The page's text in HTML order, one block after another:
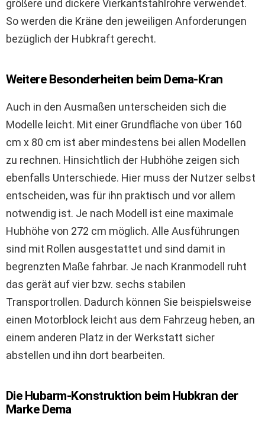
größere und dickere Vierkantstahlrohre verwendet.
So werden die Kräne den jeweiligen Anforderungen
bezüglich der Hubkraft gerecht.
Weitere Besonderheiten beim Dema-Kran
Auch in den Ausmaßen unterscheiden sich die
Modelle leicht. Mit einer Grundfläche von über 160
cm x 80 cm ist aber mindestens bei allen Modellen
zu rechnen. Hinsichtlich der Hubhöhe zeigen sich
ebenfalls Unterschiede. Hier muss der Nutzer selbst
entscheiden, was für ihn praktisch und vor allem
notwendig ist. Je nach Modell ist eine maximale
Hubhöhe von 272 cm möglich. Alle Ausführungen
sind mit Rollen ausgestattet und sind damit in
begrenzten Maße fahrbar. Je nach Kranmodell ruht
das gerät auf vier bzw. sechs stabilen
Transportrollen. Dadurch können Sie beispielsweise
einen Motorblock leicht aus dem Fahrzeug heben, an
einem anderen Platz in der Werkstatt sicher
abstellen und ihn dort bearbeiten.
Die Hubarm-Konstruktion beim Hubkran der
Marke Dema